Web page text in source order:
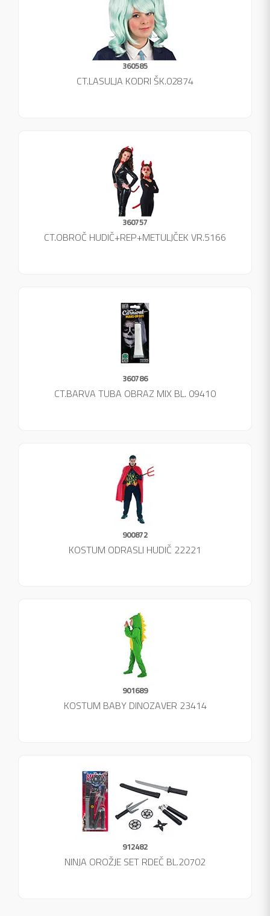
360585
CT.LASULJA KODRI ŠK.02874
360757
CT.OBROČ HUDIČ+REP+METULJČEK VR.5166
360786
CT.BARVA TUBA OBRAZ MIX BL. 09410
900872
KOSTUM ODRASLI HUDIČ 22221
901689
KOSTUM BABY DINOZAVER 23414
912482
NINJA OROŽJE SET RDEČ BL.20702